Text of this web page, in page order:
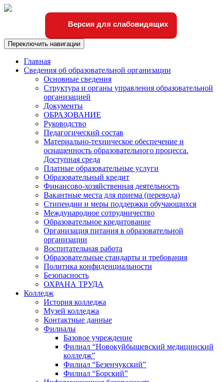
Версия для слабовидящих
Переключить навигации
Главная
Сведения об образовательной организации
Основные сведения
Структура и органы управления образовательной
организацией
Документы
ОБРАЗОВАНИЕ
Руководство
Педагогический состав
Материально-техническое обеспечение и
оснащенность образовательного процесса.
Доступная среда
Платные образовательные услуги
Образовательный кредит
Финансово-хозяйственная деятельность
Вакантные места для приема (перевода)
Стипендии и меры поддержки обучающихся
Международное сотрудничество
Образовательное кредитование
Организация питания в образовательной
организации
Воспитательная работа
Образовательные стандарты и требования
Политика конфиденциальности
Безопасность
ОХРАНА ТРУДА
Колледж
История колледжа
Музей колледжа
Контактные данные
Филиалы
Базовое учреждение
Филиал “Новокуйбышевский медицинский
колледж”
Филиал “Безенчукский”
Филиал “Борский”